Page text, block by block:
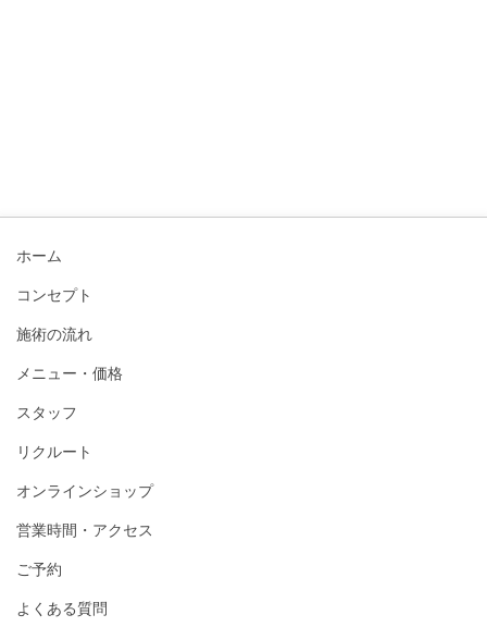
ホーム
コンセプト
施術の流れ
メニュー・価格
スタッフ
リクルート
オンラインショップ
営業時間・アクセス
ご予約
よくある質問